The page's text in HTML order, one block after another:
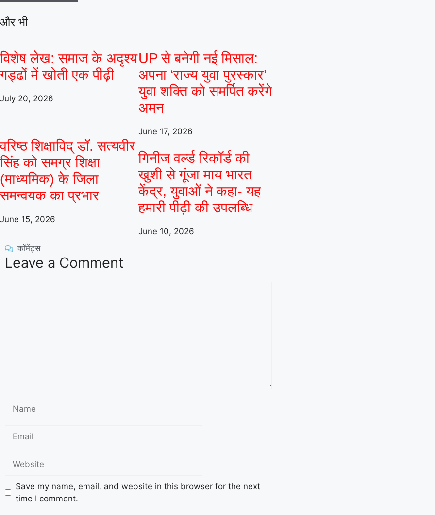
और भी
विशेष लेख: समाज के अदृश्य
गड्ढों में खोती एक पीढ़ी
July 20, 2026
UP से बनेगी नई मिसाल:
अपना ‘राज्य युवा पुरस्कार’
युवा शक्ति को समर्पित करेंगे
अमन
June 17, 2026
वरिष्ठ शिक्षाविद् डॉ. सत्यवीर
सिंह को समग्र शिक्षा
(माध्यमिक) के जिला
समन्वयक का प्रभार
June 15, 2026
गिनीज वर्ल्ड रिकॉर्ड की
खुशी से गूंजा माय भारत
केंद्र, युवाओं ने कहा- यह
हमारी पीढ़ी की उपलब्धि
June 10, 2026
कॉमेंट्स
Leave a Comment
Save my name, email, and website in this browser for the next
time I comment.